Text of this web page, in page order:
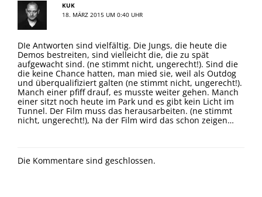
KUK
18. MÄRZ 2015 UM 0:40 UHR
DIe Antworten sind vielfältig. Die Jungs, die heute die
Demos bestreiten, sind vielleicht die, die zu spät
aufgewacht sind. (ne stimmt nicht, ungerecht!). Sind die
die keine Chance hatten, man mied sie, weil als Outdog
und überqualifiziert galten (ne stimmt nicht, ungerecht!).
Manch einer pfiff drauf, es musste weiter gehen. Manch
einer sitzt noch heute im Park und es gibt kein Licht im
Tunnel. Der Film muss das herausarbeiten. (ne stimmt
nicht, ungerecht!), Na der Film wird das schon zeigen…
Die Kommentare sind geschlossen.